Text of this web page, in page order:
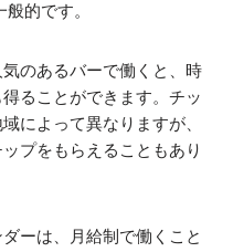
的です。
のあるバーで働くと、時
ることができます。チッ
によって異なりますが、
プをもらえることもあり
ーは、月給制で働くこと